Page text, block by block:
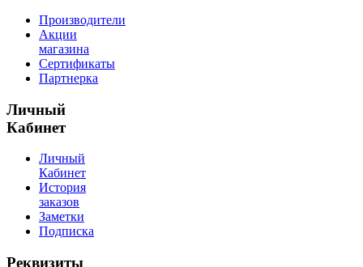
Производители
Акции
магазина
Сертификаты
Партнерка
Личный
Кабинет
Личный
Кабинет
История
заказов
Заметки
Подписка
Реквизиты